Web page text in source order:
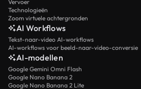
Vervoer
Technologieën
Zoom virtuele achtergronden
AI Workflows
Tekst-naar-video AI-workflows
AI-workflows voor beeld-naar-video-conversie
AI-modellen
Google Gemini Omni Flash
Google Nano Banana 2
Google Nano Banana 2 Lite